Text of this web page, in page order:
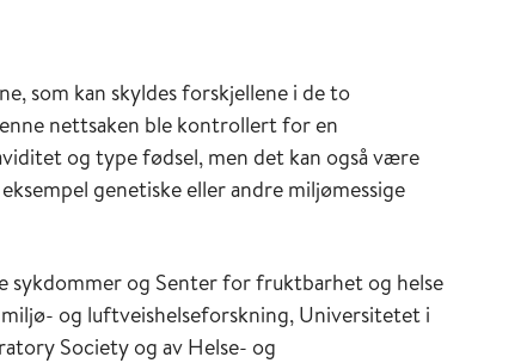
som kan skyldes forskjellene i de to
nettsaken ble kontrollert for en
og type fødsel, men det kan også være
genetiske eller andre miljømessige
og Senter for fruktbarhet og helse
og luftveishelseforskning, Universitetet i
Society og av Helse- og